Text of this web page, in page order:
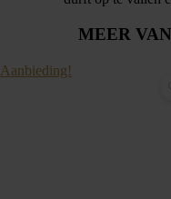
MEER
Aanbieding!